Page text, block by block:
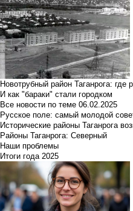
Новотрубный район Таганрога:
И как "бараки" стали городком
Все новости по теме 06.02.2025
Русское поле: самый молодой
Исторические районы Таганрога
Районы Таганрога: Северный
Наши проблемы
Итоги года 2025